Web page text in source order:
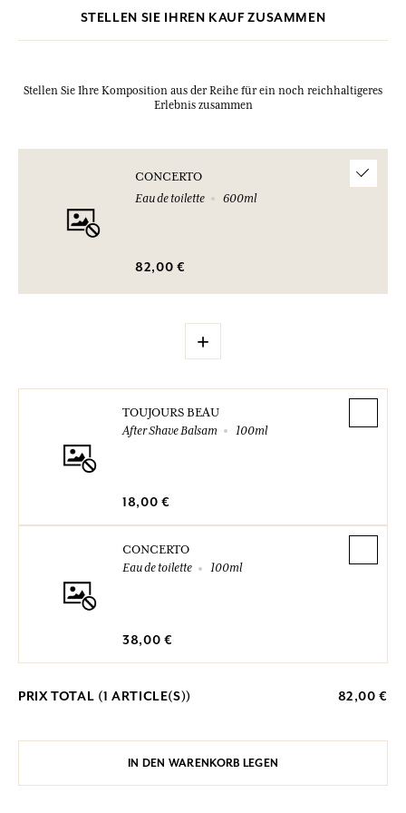
STELLEN SIE IHREN KAUF ZUSAMMEN
Stellen Sie Ihre Komposition aus der Reihe für ein noch reichhaltigeres
Erlebnis zusammen
CONCERTO
Eau de toilette
600ml
82,00 €
+
TOUJOURS BEAU
After Shave Balsam
100ml
18,00 €
CONCERTO
Eau de toilette
100ml
38,00 €
PRIX TOTAL (1 ARTICLE(S)) 82,00 €
IN DEN WARENKORB LEGEN